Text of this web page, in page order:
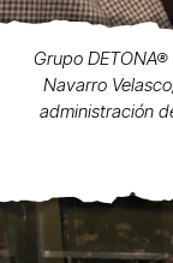
Grupo
Navarro
administración